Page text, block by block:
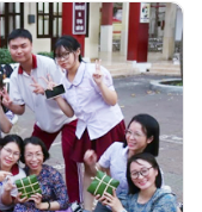
Xuân học
Nhiệm